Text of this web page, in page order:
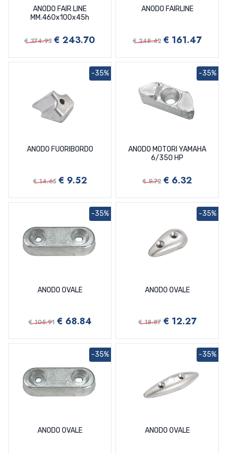
ANODO FAIR LINE
MM.460x100x45h
€ 374.93 € 243.70
ANODO FAIRLINE
€ 248.42 € 161.47
ANODO FUORIBORDO
€ 14.65 € 9.52
-35%
ANODO MOTORI YAMAHA
6/350 HP
€ 9.72 € 6.32
-35%
ANODO OVALE
€ 105.91 € 68.84
-35%
ANODO OVALE
€ 18.87 € 12.27
-35%
ANODO OVALE
-35%
ANODO OVALE
-35%